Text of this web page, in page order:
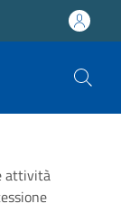
attività